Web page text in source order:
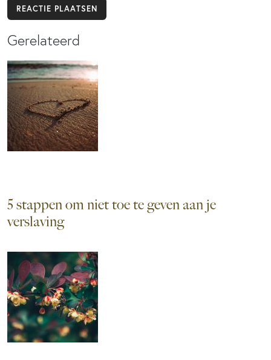
Gerelateerd
5 stappen om niet toe te geven aan je
verslaving